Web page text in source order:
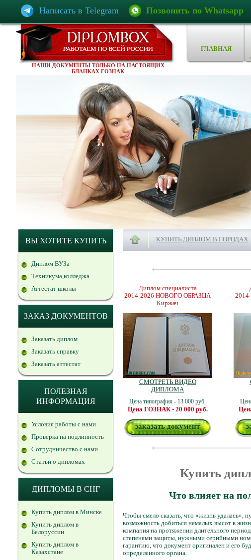
Написать в Telegram Позвонить по Whatsapp
НАШИ ДОКУМЕНТЫ ТОЛЬКО НА НАСТОЯЩИХ
БЛАНКАХ ГОЗНАК
ГЛАВНАЯ
ВЫ ХОТИТЕ КУПИТЬ
Диплом ВУЗа
Техникума,колледжа
Аттестат школы
ЗАКАЗ ДОКУМЕНТОВ
Заказать диплом
Заказать справку
Заказать аттестат
ПОЛЕЗНАЯ
ИНФОРМАЦИЯ
Условия работы с нами
Проверка на подлинность
Сотрудничество с нами
Статьи о дипломах
ДИПЛОМЫ В СНГ
Купить диплом в Минске
Купить диплом в
Белоруссии
Купить диплом в
Казахстане
КУПИТЬ ДИПЛОМ В ГОРОДАХ
Диплом специалиста
2014-2026 НОВОГО ОБРАЗЦА
Киржач
СМОТРЕТЬ ВИДЕО
ДИПЛОМА
Цена типография - 13 000 руб.
Цена ГОЗНАК - 20 000 руб.
заказать документ
Купить
Что влияет на
Чтобы смело сказать, что «жизнь удалась»,
возможность добиться немалых высот в
компания на протяжении длительного
степенями защиты, нужными серийными
гарантию, что документ оригинален и его
определенного органа.